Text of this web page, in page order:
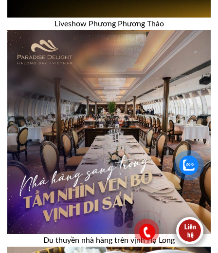
Liveshow Phương Phương Thảo
Du thuyền nhà hàng trên vịnh Hạ Long